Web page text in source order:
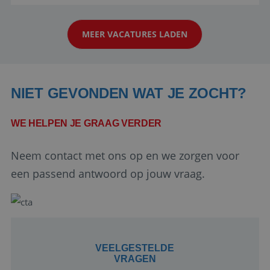
klanten te overtuigen om die droomreis te
boeken! ...
MEER VACATURES LADEN
NIET GEVONDEN WAT JE ZOCHT?
WE HELPEN JE GRAAG VERDER
Neem contact met ons op en we zorgen voor
een passend antwoord op jouw vraag.
VEELGESTELDE
VRAGEN
Google Privacy Policy